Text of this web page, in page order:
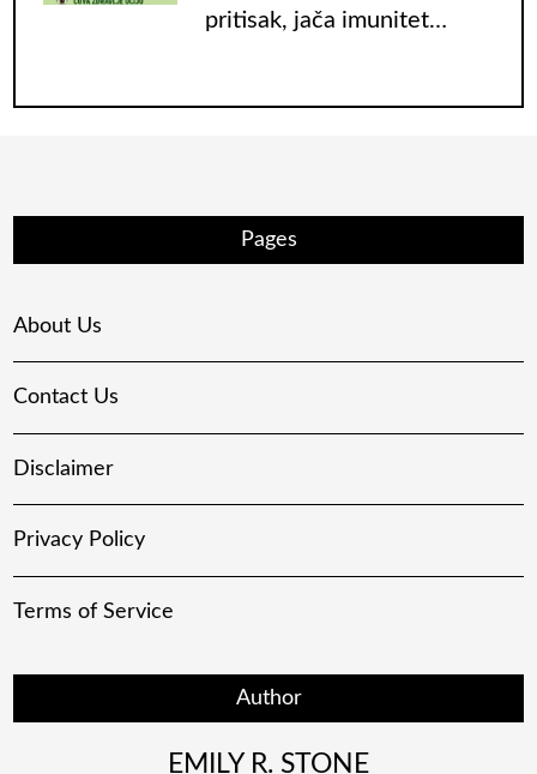
pritisak, jača imunitet…
Pages
About Us
Contact Us
Disclaimer
Privacy Policy
Terms of Service
Author
EMILY R. STONE